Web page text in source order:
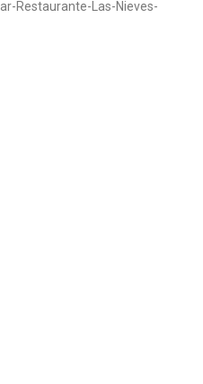
Restaurante-Las-Nieves-